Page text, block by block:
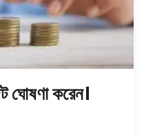
ঘোষণা করেন।